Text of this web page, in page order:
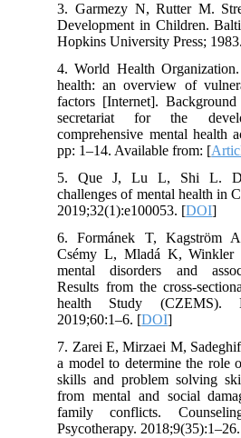
3. Garmezy N, Rutter M.
Development in Children.
Hopkins University Press;
4. World Health
health: an overview of
factors [Internet].
secretariat for the
comprehensive mental health
pp: 1–14. Available from: [
5. Que J, Lu L, Shi L.
challenges of mental health in
2019;32(1):e100053. [DOI
6. Formánek T, Kagström
Csémy L, Mladá K, Winkler
mental disorders and
Results from the cross-
health Study (CZEMS).
2019;60:1–6. [DOI
7. Zarei E, Mirzaei M,
a model to determine the
skills and problem solving
from mental and social
family conflicts.
Psycotherapy.